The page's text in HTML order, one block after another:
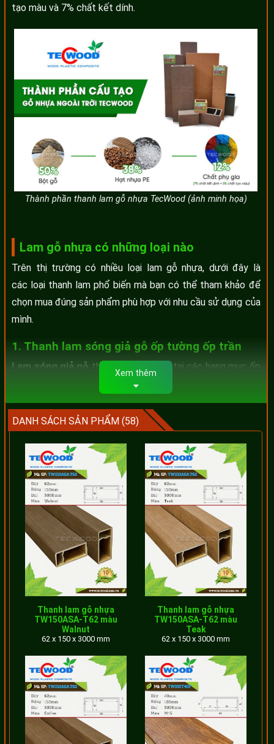
tạo màu và 7% chất kết dính.
Thành phần thanh lam gỗ nhựa TecWood (ảnh minh họa)
Lam gỗ nhựa có những loại nào
Trên thị trường có nhiều loại lam gỗ nhựa, dưới đây là
các loại thanh lam phổ biến mà bạn có thể tham khảo để
chọn mua đúng sản phẩm phù hợp với nhu cầu sử dụng của
mình.
1. Thanh lam sóng giả gỗ ốp tường ốp trần
Lam sóng giả gỗ thường được thấy tại các hạng mục ốp
tường và ốp trần cho showroom, văn phòng công ty, nhà
hàng, khách sạn tạo nên phong cách sang trọng hiện đại.
Lam sóng giả gỗ được ưa chuộng nhờ màu sắc và kiểu
dáng giống gỗ thật với chi phí tối ưu hơn so với dùng gỗ tự
nhiên để ốp tường. Hiện nay, vật liệu này cũng được ứng
dụng rộng rãi cho các công trình nhà ở và công cộng.
2. Thanh lam gỗ nhựa trang trí ngoài trời
Đây là dạng thanh lam có khả năng chịu mưa chịu nắng tốt
để phù hợp với điều kiện sử dụng ngoài trời. Sản phẩm
không cần sơn thêm vì đã có bề mặt láng mịn, cảm giác
Xem thêm
DANH SÁCH SẢN PHẨM (58)
Thanh lam gỗ nhựa
TW150ASA-T62 màu
Walnut
62 x 150 x 3000 mm
Thanh lam gỗ nhựa
TW150ASA-T62 màu
Teak
62 x 150 x 3000 mm